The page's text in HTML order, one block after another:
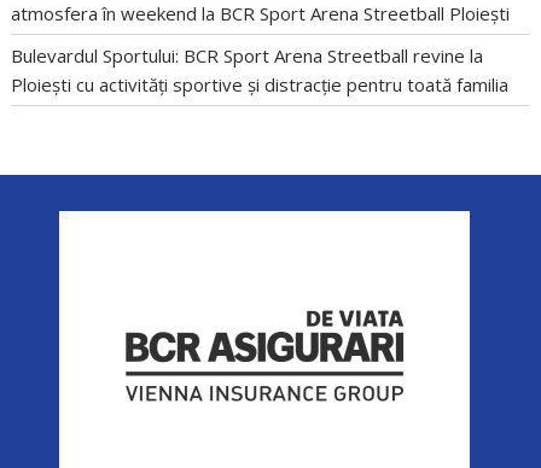
atmosfera în weekend la BCR Sport Arena Streetball Ploiești
Bulevardul Sportului: BCR Sport Arena Streetball revine la
Ploiești cu activități sportive și distracție pentru toată familia